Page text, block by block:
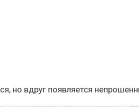
но вдруг появляется